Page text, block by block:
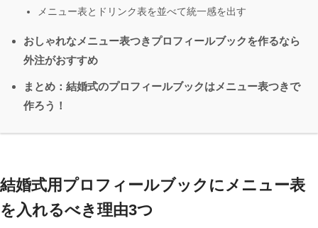
メニュー表とドリンク表を並べて統一感を出す
おしゃれなメニュー表つきプロフィールブックを作るなら
外注がおすすめ
まとめ：結婚式のプロフィールブックはメニュー表つきで
作ろう！
結婚式用プロフィールブックにメニュー表
を入れるべき理由3つ